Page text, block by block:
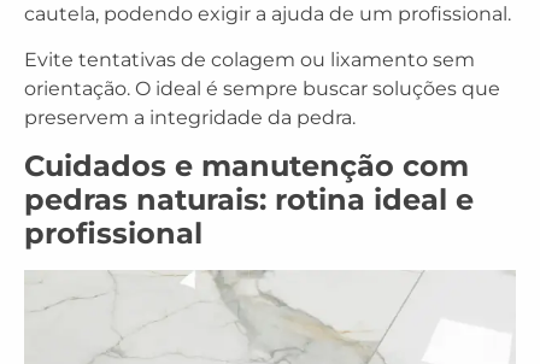
cautela, podendo exigir a ajuda de um profissional.
Evite tentativas de colagem ou lixamento sem
orientação. O ideal é sempre buscar soluções que
preservem a integridade da pedra.
Cuidados e manutenção com
pedras naturais: rotina ideal e
profissional